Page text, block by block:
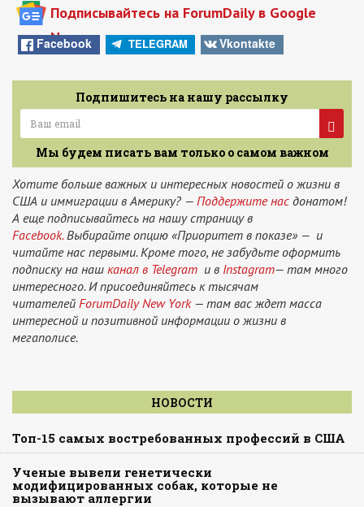
Подписывайтесь на ForumDaily в Google
News
Facebook TELEGRAM Vkontakte
Подпишитесь на нашу рассылку
Мы будем писать вам только о самом важном
Хотите больше важных и интересных новостей о жизни в
США и иммиграции в Америку? — Поддержите нас донатом!
А еще подписывайтесь на нашу страницу в
Facebook.Выбирайте опцию «Приоритет в показе» — и
читайте нас первыми. Кроме того, не забудьте оформить
подписку на наш канал в Telegram и в Instagram— там много
интересного. И присоединяйтесь к тысячам
читателей ForumDaily New York— там вас ждет масса
интересной и позитивной информации о жизни в
мегаполисе.
НОВОСТИ
Топ-15 самых востребованных профессий в США
Ученые вывели генетически
модифицированных собак, которые не
вызывают аллергии